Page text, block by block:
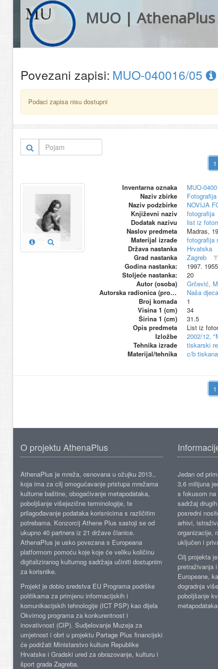
MUO | AthenaPlus
Povezani zapisi: MUO-040016/05
Podaci zapisa nisu dostupni
Inventarna oznaka
MUO-
Naziv zbirke
Naziv podzbirke
NOVIJA
Književni naziv
fotografija
Dodatak nazivu
list iz
Naslov predmeta
Madras,
Materijal izrade
fotografija
Država nastanka
Hrvatska
Grad nastanka
Zagreb
Godina nastanka:
1997.
Stoljeće nastanka:
20
Autor (osoba)
Grčević,
Autorska radionica (proizvođač)
Naša
Broj komada
1
Visina 1 (cm)
34
Širina 1 (cm)
31.5
Opis predmeta
List iz
Izložbe
2002/12,
Tehnika izrade
tiskarski
Materijal/tehnika
c/b
O projektu AthenaPlus
AthenaPlus je mreža, osnovana u ožujku 2013.,
koja ima za cilj omogućavanje pristupa mrežama
kulturne baštine, obogaćivanje metapodataka,
poboljšanje višejezične terminologije, te
prilagođavanje podataka korisnicima s različitim
potrebama. Konzorcij Athene Plus sastoji se od
ukupno 40 partnera iz 21 države članice.
AthenaPlus je usko povezana s Europeana
platformom pomoću koje koje će veliku količinu
digitaliziranog kulturnog sadržaja učiniti dostupnim
za korisnike.
Projekt je dobio sredstva EU Programa podrške
politikama za primjenu informacijskih i
komunikacijskih tehnologije (ICT PSP) kao dijela
Okvirnog programa za konkurentnost i
inovativnost (CIP). Sudjelovanje Muzeja za
umjetnost i obrt u projektu Partage Plus financijski
će podržati Ministarstvo kulture Republike
Hrvatske i Gradski ured za obrazovanje, kulturu i
šport grada Zagreba.
Jedan od
3,6 milijuna
s fokusom
sadržaj
posredni
arhivi,
organizacije,
uključen i
Cilj projekta
pretraživanja
Europeane,
dogradnja
poboljšanje